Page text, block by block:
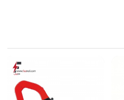
نمایش نمادین اندازه گیری های بیش از
آن محسوب می شود.
مشخصات فنی وات متر تک فاز مدل DW-